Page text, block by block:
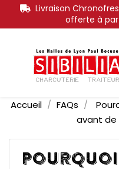
Livraison
offerte à
Accueil FAQs
avant de